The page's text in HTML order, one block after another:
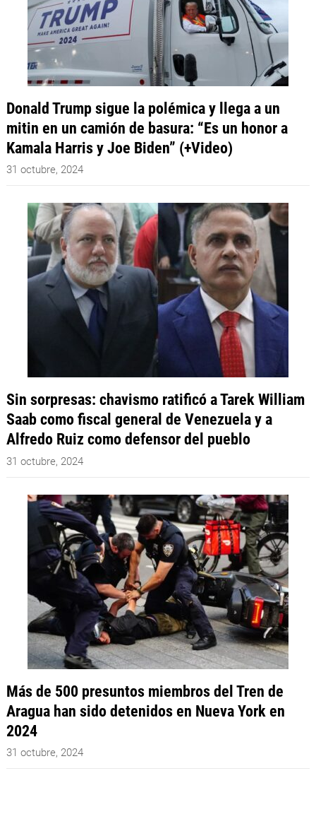
Donald Trump sigue la polémica y llega a un
mitin en un camión de basura: “Es un honor a
Kamala Harris y Joe Biden” (+Video)
31 octubre, 2024
Sin sorpresas: chavismo ratificó a Tarek William
Saab como fiscal general de Venezuela y a
Alfredo Ruiz como defensor del pueblo
31 octubre, 2024
Más de 500 presuntos miembros del Tren de
Aragua han sido detenidos en Nueva York en
2024
31 octubre, 2024